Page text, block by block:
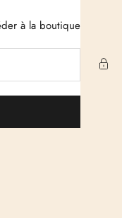
à la boutique